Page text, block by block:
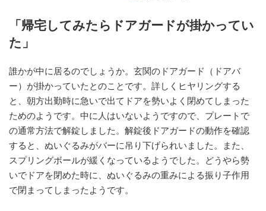
新
日
「帰宅してみたらドアガードが掛かってい
た」
誰かが中に居るのでしょうか。玄関のドアガード（ドアバ
ー）が掛かっていたとのことです。詳しくヒヤリングする
と、朝方出勤時に急いで出てドアを勢いよく閉めてしまった
ためのようです。中に人はいないようですので、プレートで
の通常方法で解錠しました。解錠後ドアガードの動作を確認
すると、ぬいぐるみがバーに吊り下げられいました。また、
スプリングボールが緩くなっているようでした。どうやら勢
いでドアを閉めた時に、ぬいぐるみの重みによる振り子作用
で閉まってしまったようです。